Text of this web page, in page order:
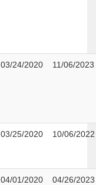
03/24/2020 11/06/2023
03/25/2020 10/06/2022
04/01/2020 04/26/2023